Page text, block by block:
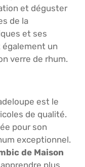
et déguster
de la
et ses
un
verre de rhum.
est le
de qualité.
pour son
exceptionnel.
de Maison